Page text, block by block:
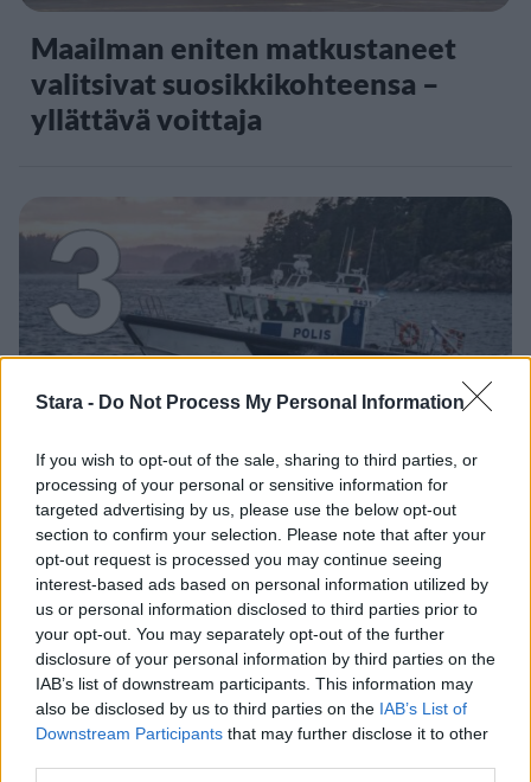
Stara - Do Not Process My Personal Information
If you wish to opt-out of the sale, sharing to third parties, or
processing of your personal or sensitive information for
targeted advertising by us, please use the below opt-out
section to confirm your selection. Please note that after your
opt-out request is processed you may continue seeing
interest-based ads based on personal information utilized by
us or personal information disclosed to third parties prior to
your opt-out. You may separately opt-out of the further
disclosure of your personal information by third parties on the
IAB’s list of downstream participants. This information may
also be disclosed by us to third parties on the IAB’s List of
Downstream Participants that may further disclose it to other
Maailman eniten matkustaneet
valitsivat suosikkikohteensa –
yllättävä voittaja
3
UUTISET
Rikossarja paljastui Turun
saaristossa – poliisi epäilee viittä
nuorukaista
4